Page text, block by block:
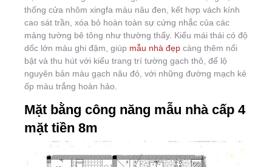
thống cửa nhôm xingfa màu nâu đen, kết hợp vách kính
cao sát trần, xóa bỏ hoàn toàn sự cứng nhắc của các
mảng tường bê tông như thường thấy. Kiểu mái thái có độ
dốc lớn màu ghi đậm, giúp mẫu nhà đẹp càng thêm nổi
bật và thu hút với kiểu trang trí tường gạch thô, để lộ
nguyên bản màu gạch nâu đỏ, với những đường mạch kẻ
ốp màu trắng hoàn hảo.
Mặt bằng công năng mẫu nhà cấp 4
mặt tiền 8m